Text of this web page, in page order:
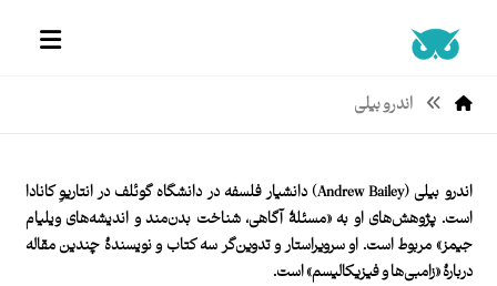
اندرو بیلی
اندرو بیلی (Andrew Bailey)
دانشیار فلسفه در دانشگاه گوئلف در انتاریوِ کانادا
است. پژوهش‌های او به «مسئلۀ آگاهی، شناخت بدن‌مند و اندیشه‌های ویلیام
جیمز» مربوط است. او سرویراستار و تدوین‌گر سه کتاب و نویسندۀ چندین مقاله
دربارۀ «زامبی‌ها و فیزیکالیسم» است.